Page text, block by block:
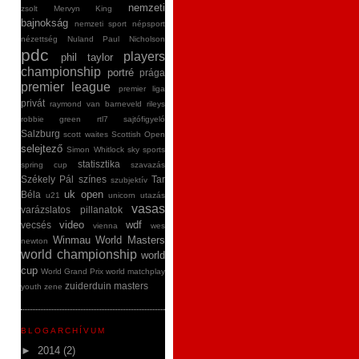
zsolt Mervyn King
nemzeti
bajnokság
nemzeti sport
népsport
nézettség
Nuland Paul Nicholson
pdc phil taylor
players
championship portré prága
premier league premier liga
privát raymond van barneveld
rileys
robbie green
rtl7 sajtófigyeló
Salzburg scott waites Scottish Open
selejtező Simon Whitlock sky sports
spring cup
statisztika szavazás
Székely Pál színes szubjektív Tar
Béla
u21 uk open unicorn utazás
varázslatos pillanatok vasas
vecsés video vienna wdf
wes
newton
Winmau World Masters
world championship world
cup World Grand Prix world matchplay
youth zene zuiderduin masters
BLOGARCHÍVUM
► 2014 (2)